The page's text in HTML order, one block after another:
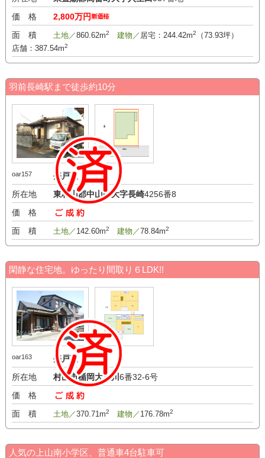
価 格
2,800万円
面 積
土地／860.62m2 建物／ 居宅：244.42m2
（73.93坪）
店舗：387.54m2
羽前長崎駅まで徒歩約10分
oar157
売戸建
所在地
東村山郡中山町大字長崎4256番8
価 格
-万円
面 積
土地／ 142.60m2 建物／ 78.84m2
閑静な住宅地。ゆったり間取り６LDK!!
oar163
売戸建
所在地
村山市楯岡大沢川 6番32-6号
価 格
-万円
面 積
土地／370.71m2 建物／ 176.78m2
人気の上山南小学区、普通車4台駐車可